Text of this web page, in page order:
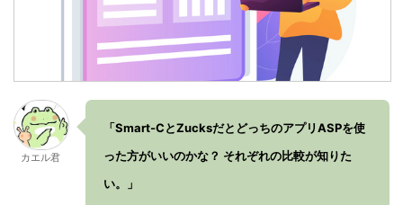
カエル君
「Smart-CとZucksだとどっちのアプリASPを使
った方がいいのかな？ それぞれの比較が知りた
い。」